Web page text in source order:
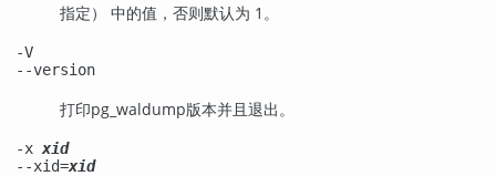
指定） 中的值，否则默认为 1。
-V
--version
打印pg_waldump版本并且退出。
-x xid
--xid=xid